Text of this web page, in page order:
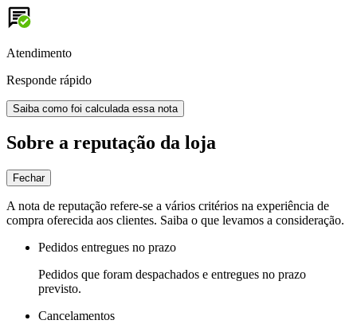
Atendimento
Responde rápido
Saiba como foi calculada essa nota
Sobre a reputação da loja
Fechar
A nota de reputação refere-se a vários critérios na experiência de
compra oferecida aos clientes. Saiba o que levamos a consideração.
Pedidos entregues no prazo
Pedidos que foram despachados e entregues no prazo
previsto.
Cancelamentos